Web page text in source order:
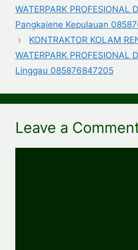
WATERPARK PROFESIONAL
Pangkajene Kepulauan
KONTRAKTOR KOLAM
WATERPARK PROFESIONAL
Linggau 085876847205
Leave a